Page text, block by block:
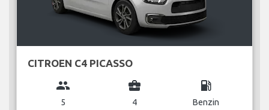
CITROEN C4 PICASSO
group
5
business_center
4
local_gas_station
Benzin